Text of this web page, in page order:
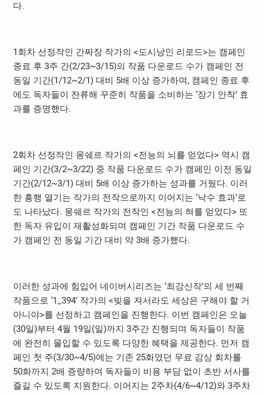
다.
1회차 선정작인 간짜장 작가의 <도시낭인 리로드>는 캠페인
종료 후 3주 간(2/23~3/15)의 작품 다운로드 수가 캠페인 전
동일 기간(1/12~2/1) 대비 5배 이상 증가하며, 캠페인 종료 후
에도 독자들이 잔류해 꾸준히 작품을 소비하는 ‘장기 안착’ 효
과를 증명했다.
2회차 선정작인 몽쉐르 작가의 <전능의 뇌를 얻었다> 역시 캠
페인 기간(3/2~3/22) 중 작품 다운로드 수가 캠페인 이전 동일
기간(2/12~3/1) 대비 5배 이상 증가하는 성과를 거뒀다. 이러
한 흥행 열기는 작가의 전작으로까지 이어지는 ‘낙수 효과’로
도 나타났다. 몽쉐르 작가의 전작인 <전능의 혀를 얻었다> 또
한 독자 유입이 재활성화되며 캠페인 기간 작품 다운로드 수
가 캠페인 전 동일 기간 대비 약 3배 증가했다.
이러한 성과에 힘입어 네이버시리즈는 ‘최강신작’의 세 번째
작품으로 ‘1_394’ 작가의 <빚을 져서라도 세상은 구해야 할 거
아니야>를 선정하고 캠페인을 진행한다. 이번 캠페인은 오늘
(30일)부터 4월 19일(일)까지 3주간 진행되며 독자들이 작품
에 완전히 몰입할 수 있도록 다양한 혜택을 제공한다. 먼저 캠
페인 첫 주(3/30~4/5)에는 기존 25화였던 무료 감상 회차를
50화까지 2배 증량하여 독자들이 비용 부담 없이 초반 서사를
즐길 수 있도록 지원한다. 이어지는 2주차(4/6~4/12)와 3주차